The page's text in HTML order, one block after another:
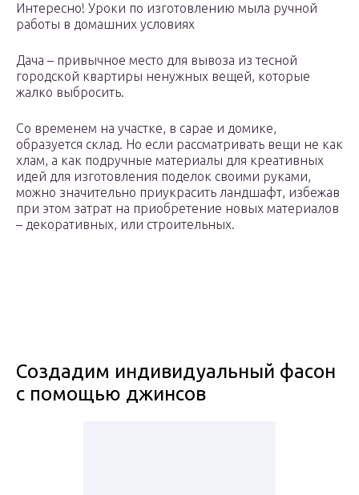
Интересно! Уроки по изготовлению мыла ручной
работы в домашних условиях
Дача – привычное место для вывоза из тесной
городской квартиры ненужных вещей, которые
жалко выбросить.
Со временем на участке, в сарае и домике,
образуется склад. Но если рассматривать вещи не как
хлам, а как подручные материалы для креативных
идей для изготовления поделок своими руками,
можно значительно приукрасить ландшафт, избежав
при этом затрат на приобретение новых материалов
– декоративных, или строительных.
Создадим индивидуальный фасон
с помощью джинсов